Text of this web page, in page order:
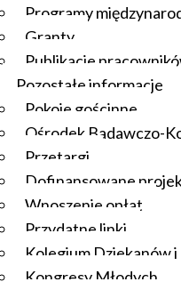
Programy
Granty
Publikacje
Pozostałe informacje
Pokoje gościnne
Ośrodek Badawczo-
Przetargi
Dofinansowane
Wnoszenie opłat
Przydatne linki
Kolegium Dziekanów
Kongresy Młodych